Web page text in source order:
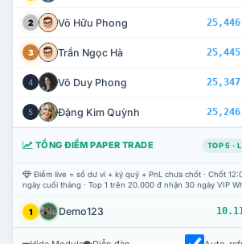
2 Võ Hữu Phong 25,446
3 Trần Ngọc Hà 25,445
4 Võ Duy Phong 25,347
5 Đặng Kim Quỳnh 25,246
TỔNG ĐIỂM PAPER TRADE TOP 5 ·
Điểm live = số dư ví + ký quỹ + PnL chưa chốt · Chốt
ngày cuối tháng · Top 1 trên 20.000 đ nhận 30 ngày VIP
1 Demo123